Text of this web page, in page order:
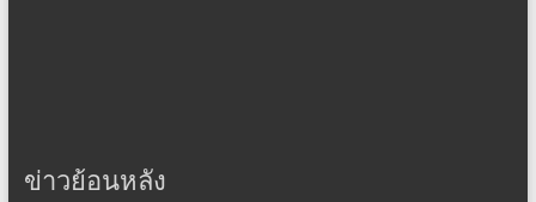
ข่าวย้อนหลัง